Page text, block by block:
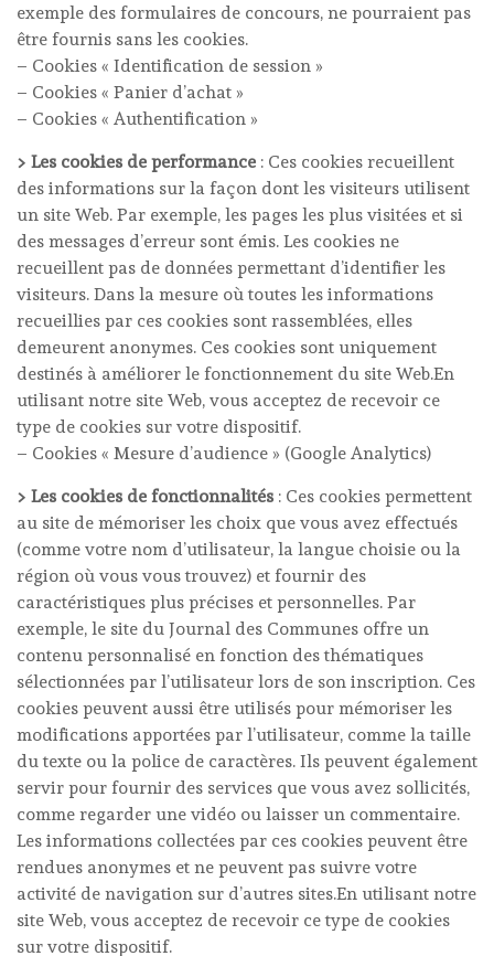
exemple des formulaires de concours, ne pourraient pas
être fournis sans les cookies.
– Cookies « Identification de session »
– Cookies « Panier d’achat »
– Cookies « Authentification »
> Les cookies de performance : Ces cookies recueillent
des informations sur la façon dont les visiteurs utilisent
un site Web. Par exemple, les pages les plus visitées et si
des messages d’erreur sont émis. Les cookies ne
recueillent pas de données permettant d’identifier les
visiteurs. Dans la mesure où toutes les informations
recueillies par ces cookies sont rassemblées, elles
demeurent anonymes. Ces cookies sont uniquement
destinés à améliorer le fonctionnement du site Web.En
utilisant notre site Web, vous acceptez de recevoir ce
type de cookies sur votre dispositif.
– Cookies « Mesure d’audience » (Google Analytics)
> Les cookies de fonctionnalités : Ces cookies permettent
au site de mémoriser les choix que vous avez effectués
(comme votre nom d’utilisateur, la langue choisie ou la
région où vous vous trouvez) et fournir des
caractéristiques plus précises et personnelles. Par
exemple, le site du Journal des Communes offre un
contenu personnalisé en fonction des thématiques
sélectionnées par l’utilisateur lors de son inscription. Ces
cookies peuvent aussi être utilisés pour mémoriser les
modifications apportées par l’utilisateur, comme la taille
du texte ou la police de caractères. Ils peuvent également
servir pour fournir des services que vous avez sollicités,
comme regarder une vidéo ou laisser un commentaire.
Les informations collectées par ces cookies peuvent être
rendues anonymes et ne peuvent pas suivre votre
activité de navigation sur d’autres sites.En utilisant notre
site Web, vous acceptez de recevoir ce type de cookies
sur votre dispositif.